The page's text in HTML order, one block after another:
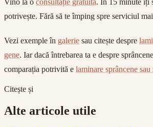
potrivește. Fără să te împing spre serviciul
Vezi exemple în galerie sau citește despre
gene. Iar dacă întrebarea ta e despre
comparația potrivită e laminare sprâncene
Citește și
Alte articole utile